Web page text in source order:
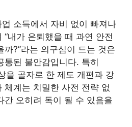
소득에서 자비 없이 빠져나
“내가 은퇴했을 때 과연 안전
?”라는 의구심이 드는 것은
통된 불안감입니다. 특히
을 골자로 한 제도 개편과 강
체계는 치밀한 사전 전략 없
간 오히려 독이 될 수 있음을